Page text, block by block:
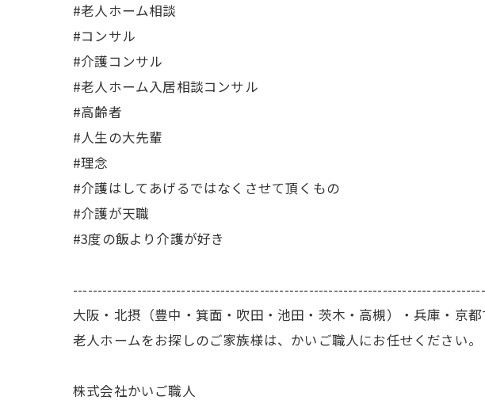
#老人ホーム相談
#コンサル
#介護コンサル
#老人ホーム入居相談コンサル
#高齢者
#人生の大先輩
#理念
#介護はしてあげるではなくさせて頂くもの
#介護が天職
#3度の飯より介護が好き
大阪・北摂（豊中・箕面・吹田・池田・茨木・高槻）・兵庫・京都
老人ホームをお探しのご家族様は、かいご職人にお任せください。
株式会社かいご職人